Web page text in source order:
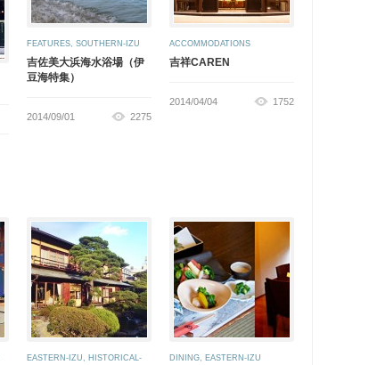
FEATURES, SOUTHERN-IZU
吉佐美大浜海水浴場（伊
豆海特集）
2014/09/01 2275
ACCOMMODATIONS
吉祥CAREN
2014/04/04 1752
EASTERN-IZU, HISTORICAL-
DINING, EASTERN-IZU